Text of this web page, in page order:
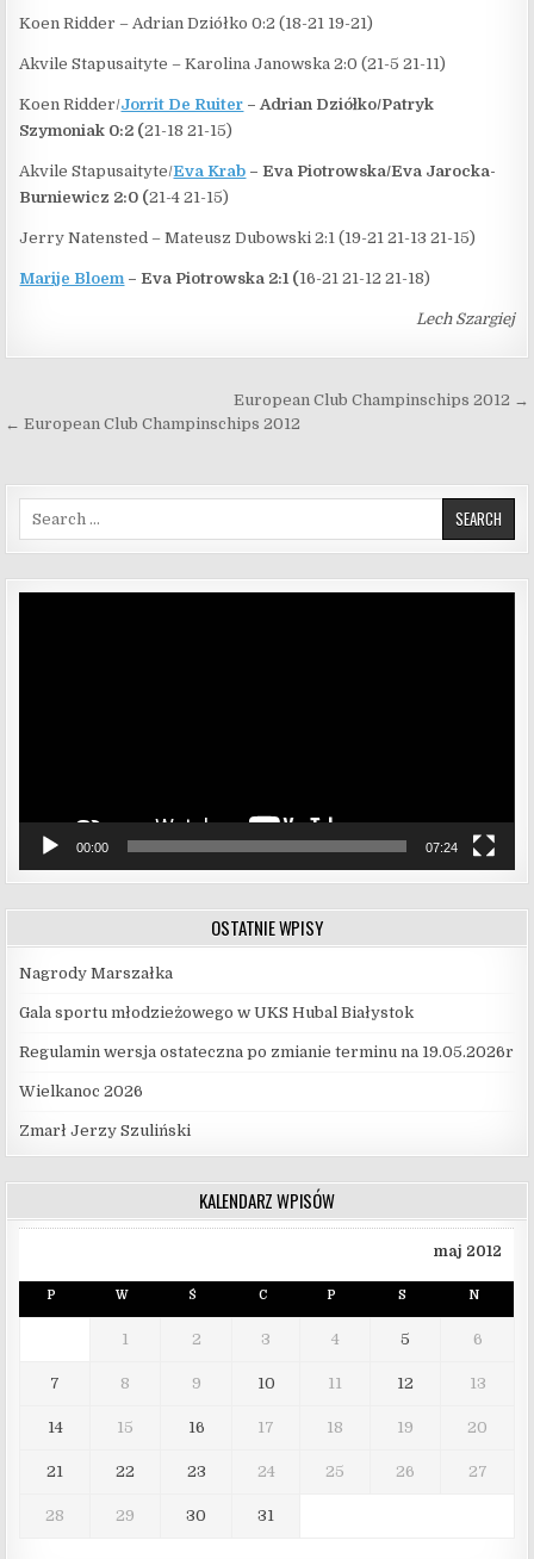
Koen Ridder – Adrian Dziółko 0:2 (18-21 19-21)
Akvile Stapusaityte – Karolina Janowska 2:0 (21-5 21-11)
Koen Ridder/Jorrit De Ruiter – Adrian Dziółko/Patryk
Szymoniak 0:2 (21-18 21-15)
Akvile Stapusaityte/Eva Krab – Eva Piotrowska/Eva Jarocka-
Burniewicz 2:0 (21-4 21-15)
Jerry Natensted – Mateusz Dubowski 2:1 (19-21 21-13 21-15)
Marije Bloem–Eva Piotrowska 2:1 (16-21 21-12 21-18)
Lech Szargiej
Nawigacja wpisuEuropean Club Champinschips 2012 →
← European Club Champinschips 2012
Search for:
00:00 07:24
OSTATNIE WPISY
Nagrody Marszałka
Gala sportu młodzieżowego w UKS Hubal Białystok
Regulamin wersja ostateczna po zmianie terminu na 19.05.2026r
Wielkanoc 2026
Zmarł Jerzy Szuliński
KALENDARZ WPISÓW
maj 2012
P W Ś C P S N
1 2 3 4 5 6
7 8 9 10 11 12 13
14 15 16 17 18 19 20
21 22 23 24 25 26 27
28 29 30 31